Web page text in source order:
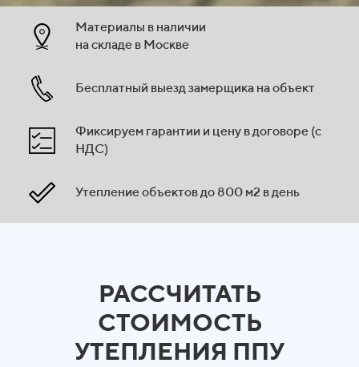
Материалы в наличии
на складе в Москве
Бесплатный выезд замерщика на объект
Фиксируем гарантии и цену в договоре (с
НДС)
Утепление объектов до 800 м2 в день
РАССЧИТАТЬ
СТОИМОСТЬ
УТЕПЛЕНИЯ ППУ